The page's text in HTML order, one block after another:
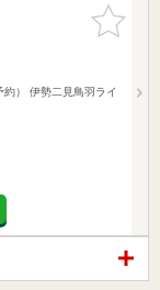
お気に入
りに追加
） 伊勢二見鳥羽ライ